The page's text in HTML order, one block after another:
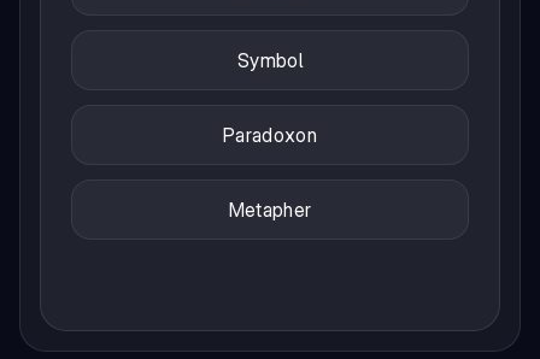
Symbol
Paradoxon
Metapher